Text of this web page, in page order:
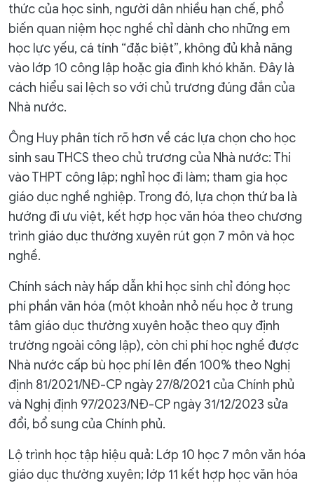
thức của học sinh, người dân nhiều hạn chế, phổ
biến quan niệm học nghề chỉ dành cho những em
học lực yếu, cá tính “đặc biệt”, không đủ khả năng
vào lớp 10 công lập hoặc gia đình khó khăn. Đây là
cách hiểu sai lệch so với chủ trương đúng đắn của
Nhà nước.
Ông Huy phân tích rõ hơn về các lựa chọn cho học
sinh sau THCS theo chủ trương của Nhà nước: Thi
vào THPT công lập; nghỉ học đi làm; tham gia học
giáo dục nghề nghiệp. Trong đó, lựa chọn thứ ba là
hướng đi ưu việt, kết hợp học văn hóa theo chương
trình giáo dục thường xuyên rút gọn 7 môn và học
nghề.
Chính sách này hấp dẫn khi học sinh chỉ đóng học
phí phần văn hóa (một khoản nhỏ nếu học ở trung
tâm giáo dục thường xuyên hoặc theo quy định
trường ngoài công lập), còn chi phí học nghề được
Nhà nước cấp bù học phí lên đến 100% theo Nghị
định 81/2021/NĐ-CP ngày 27/8/2021 của Chính phủ
và Nghị định 97/2023/NĐ-CP ngày 31/12/2023 sửa
đổi, bổ sung của Chính phủ.
Lộ trình học tập hiệu quả: Lớp 10 học 7 môn văn hóa
giáo dục thường xuyên; lớp 11 kết hợp học văn hóa